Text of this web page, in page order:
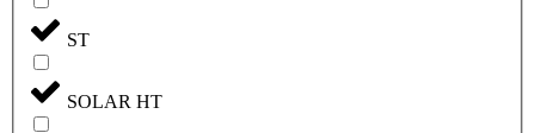
ST
SOLAR HT